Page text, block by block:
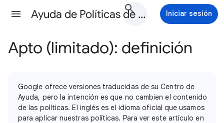
Ayuda de Políticas de Google Ads Iniciar sesión
Apto (limitado): definición
Google ofrece versiones traducidas de su Centro de
Ayuda, pero la intención es que no cambien el contenido
de las políticas. El inglés es el idioma oficial que usamos
para aplicar nuestras políticas. Para ver este artículo en